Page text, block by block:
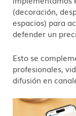
(decoración,
espacios) para
defender un
Esto se
profesionales,
difusión en